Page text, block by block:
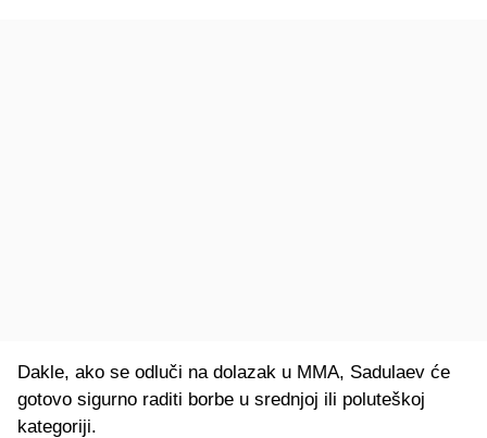
Dakle, ako se odluči na dolazak u MMA, Sadulaev će
gotovo sigurno raditi borbe u srednjoj ili poluteškoj
kategoriji.